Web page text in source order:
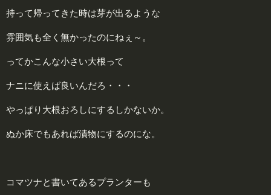
持って帰ってきた時は芽が出るような
雰囲気も全く無かったのにねぇ～。
ってかこんな小さい大根って
ナニに使えば良いんだろ・・・
やっぱり大根おろしにするしかないか。
ぬか床でもあれば漬物にするのにな。
コマツナと書いてあるプランターも